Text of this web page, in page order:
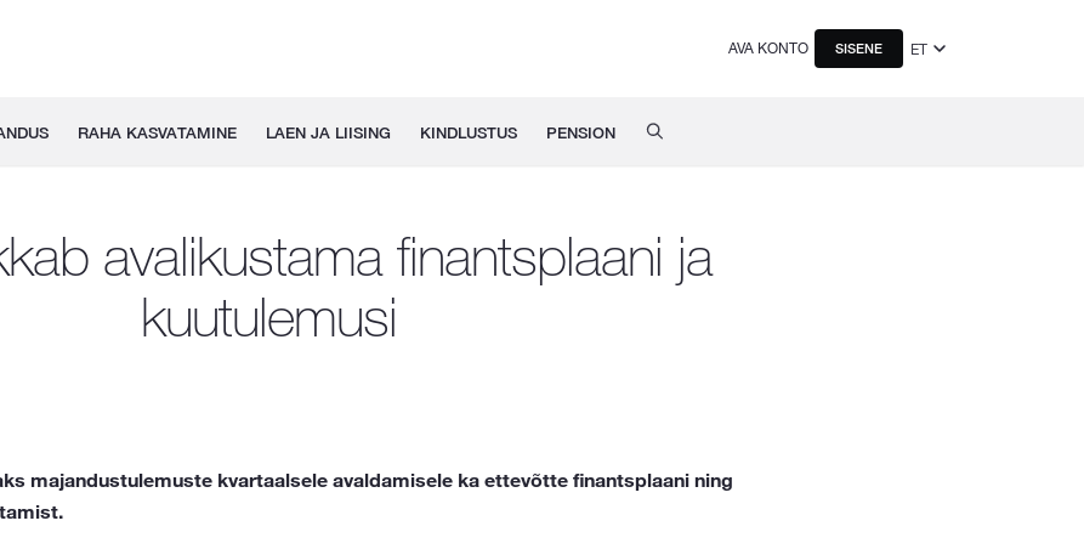
AVA KONTO SISENE ET
RAHA KASVATAMINE LAEN JA LIISING KINDLUSTUS PENSION
avalikustama finantsplaani ja
kuutulemusi
majandustulemuste kvartaalsele avaldamisele ka ettevõtte finantsplaani ning